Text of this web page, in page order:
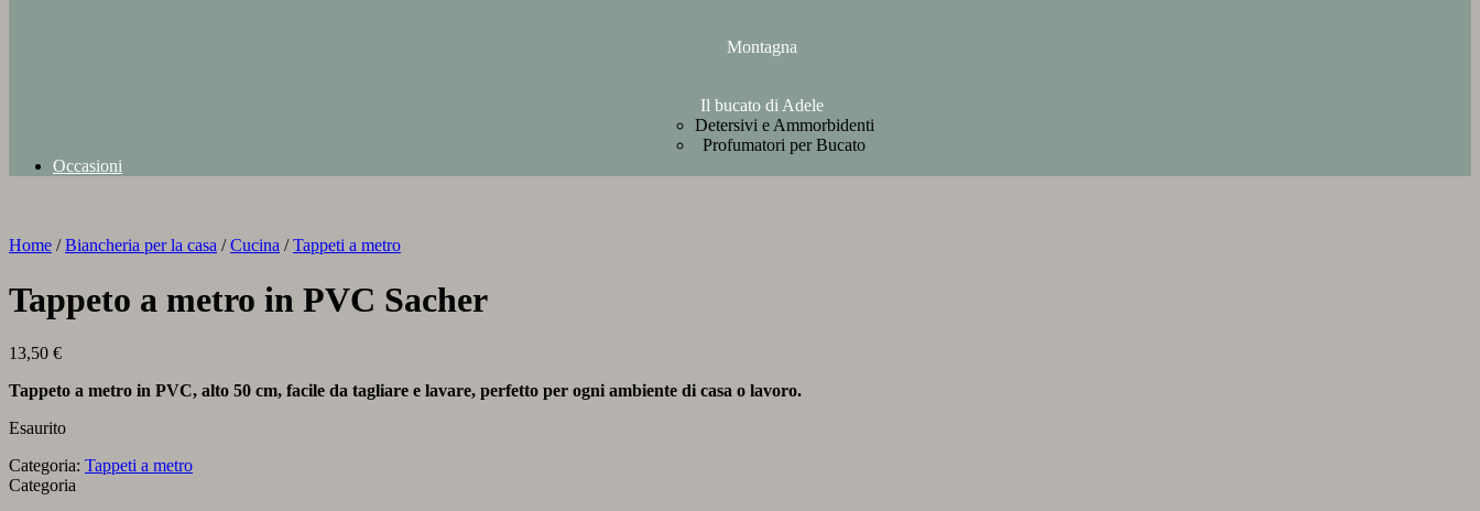
Montagna
Il bucato di Adele
Detersivi e Ammorbidenti
Profumatori per Bucato
Occasioni
Home / Biancheria per la casa / Cucina / Tappeti a metro
Tappeto a metro in PVC Sacher
13,50 €
Tappeto a metro in PVC, alto 50 cm, facile da tagliare e lavare, perfetto per ogni ambiente di casa o lavoro.
Esaurito
Categoria: Tappeti a metro
Categoria